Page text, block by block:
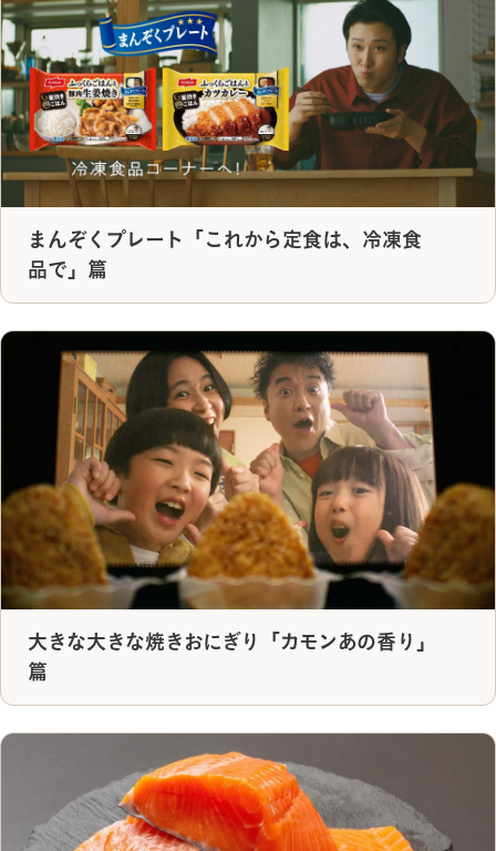
まんぞくプレート「これから定食は、冷凍食
品で」篇
大きな大きな焼きおにぎり「カモンあの香り」
篇